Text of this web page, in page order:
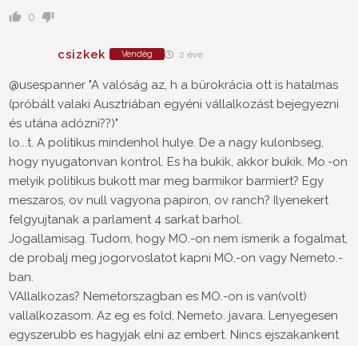
0
csizkek Vendég 2 éve
@usespanner "A valóság az, h a bürokrácia ott is hatalmas
(próbált valaki Ausztriában egyéni vállalkozást bejegyezni
és utána adózni??)"
lo...t. A politikus mindenhol hulye. De a nagy kulonbseg,
hogy nyugatonvan kontrol. Es ha bukik, akkor bukik. Mo.-on
melyik politikus bukott mar meg barmikor barmiert? Egy
meszaros, ov null vagyona papiron, ov ranch? Ilyenekert
felgyujtanak a parlament 4 sarkat barhol.
Jogallamisag. Tudom, hogy MO.-on nem ismerik a fogalmat,
de probalj meg jogorvoslatot kapni MO.-on vagy Nemeto.-
ban.
VAllalkozas? Nemetorszagban es MO.-on is van(volt)
vallalkozasom. Az eg es fold, Nemeto. javara. Lenyegesen
egyszerubb es hagyjak elni az embert. Nincs ejszakankent